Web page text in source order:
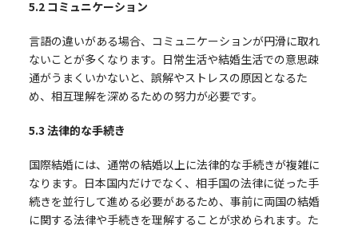
5.2 コミュニケーション
言語の違いがある場合、コミュニケーションが円滑に取れ
ないことが多くなります。日常生活や結婚生活での意思疎
通がうまくいかないと、誤解やストレスの原因となるた
め、相互理解を深めるための努力が必要です。
5.3 法律的な手続き
国際結婚には、通常の結婚以上に法律的な手続きが複雑に
なります。日本国内だけでなく、相手国の法律に従った手
続きを並行して進める必要があるため、事前に両国の結婚
に関する法律や手続きを理解することが求められます。た